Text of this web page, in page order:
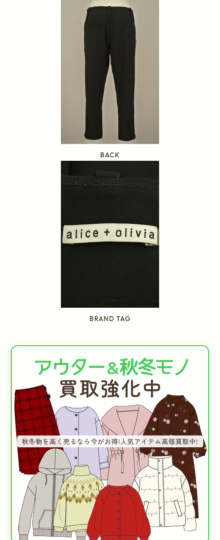
BACK
BRAND TAG